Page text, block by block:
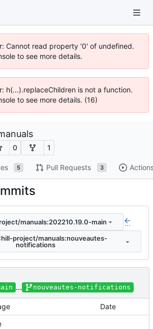
Cannot read property '0' of undefined.
to see more details.
h(...).replaceChildren is not a function.
to see more details. (16)
0 1
5 Pull Requests 3
manuals:202210.19.0-main ...
project/manuals:nouveautes-
notifications
... nouveautes-notifications
Date